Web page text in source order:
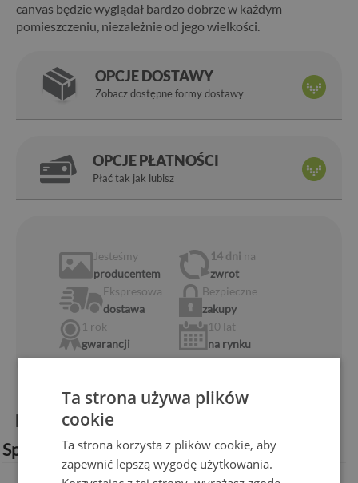
canvas będzie wyglądał bardzo dobrze w każdym
pomieszczeniu, niezależnie od jego wielkości.
OPCJE DOSTAWY
Zobacz dostępne formy dostawy
OPCJE PŁATNOŚCI
Płać tak jak lubisz
Jesteśmy
producentem
14 dni na
zwrot
Ekspresowa
dostawa
Bezpieczne
zakupy
1 rok
gwarancji
10 lat
na rynku
Informacje o produkcie:
Specyfikacja techniczna:
Ta strona używa plików
cookie
Ta strona korzysta z plików cookie, aby
zapewnić lepszą wygodę użytkowania.